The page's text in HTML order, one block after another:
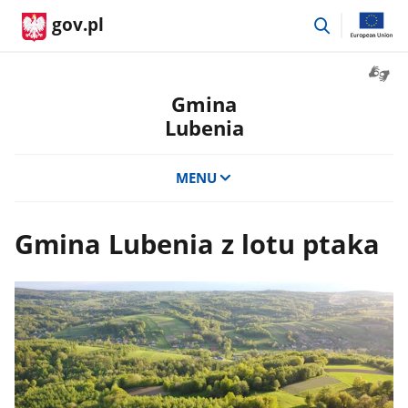
gov.pl
przejdź
Gmina
Lubenia
MENU
Gmina Lubenia z lotu ptaka